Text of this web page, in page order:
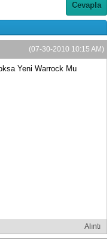
Cevapla
(07-30-2010 10:15 AM)
Yeni Warrock Mu
Alıntı